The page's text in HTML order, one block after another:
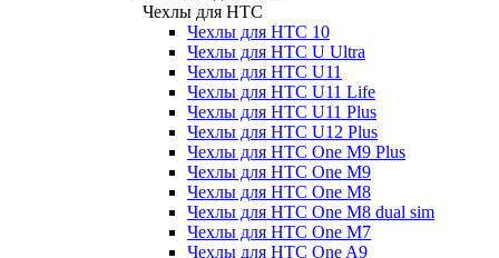
Чехлы для HTC
Чехлы для HTC 10
Чехлы для HTC U Ultra
Чехлы для HTC U11
Чехлы для HTC U11 Life
Чехлы для HTC U11 Plus
Чехлы для HTC U12 Plus
Чехлы для HTC One M9 Plus
Чехлы для HTC One M9
Чехлы для HTC One M8
Чехлы для HTC One M8 dual sim
Чехлы для HTC One M7
Чехлы для HTC One A9